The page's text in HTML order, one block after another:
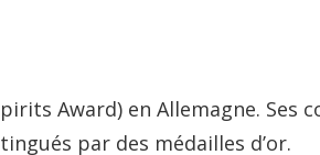
Award) en Allemagne. Ses
par des médailles d’or.